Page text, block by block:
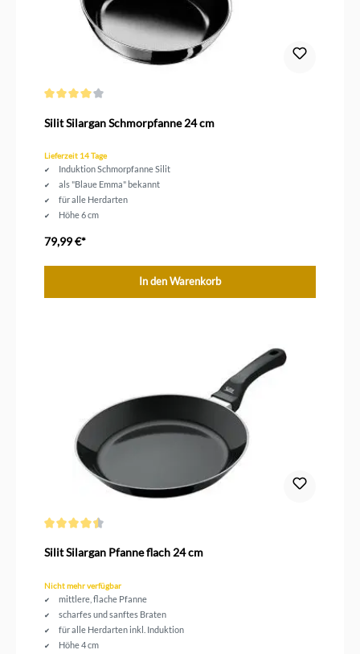
Silit Silargan Schmorpfanne 24 cm
Lieferzeit 14 Tage
Induktion Schmorpfanne Silit
als "Blaue Emma" bekannt
für alle Herdarten
Höhe 6 cm
79,99 €*
In den Warenkorb
Silit Silargan Pfanne flach 24 cm
Nicht mehr verfügbar
mittlere, flache Pfanne
scharfes und sanftes Braten
für alle Herdarten inkl. Induktion
Höhe 4 cm